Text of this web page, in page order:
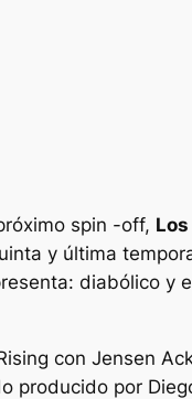
spin -off,
y última
diabólico y
con Jensen
producido por